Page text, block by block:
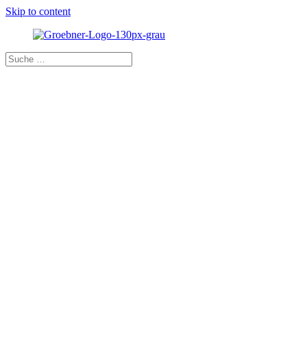
Skip to content